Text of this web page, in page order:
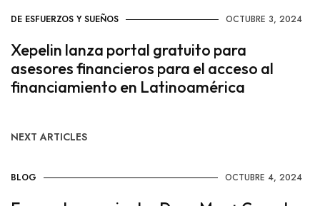
DE ESFUERZOS Y SUEÑOS OCTUBRE 3, 2024
Xepelin lanza portal gratuito para
asesores financieros para el acceso al
financiamiento en Latinoamérica
NEXT ARTICLES
BLOG OCTUBRE 4, 2024